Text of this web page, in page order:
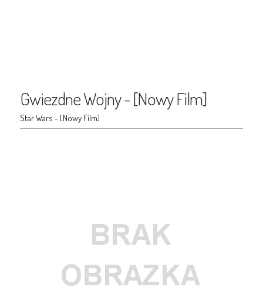
Gwiezdne Wojny - [Nowy Film]
Star Wars - [Nowy Film]